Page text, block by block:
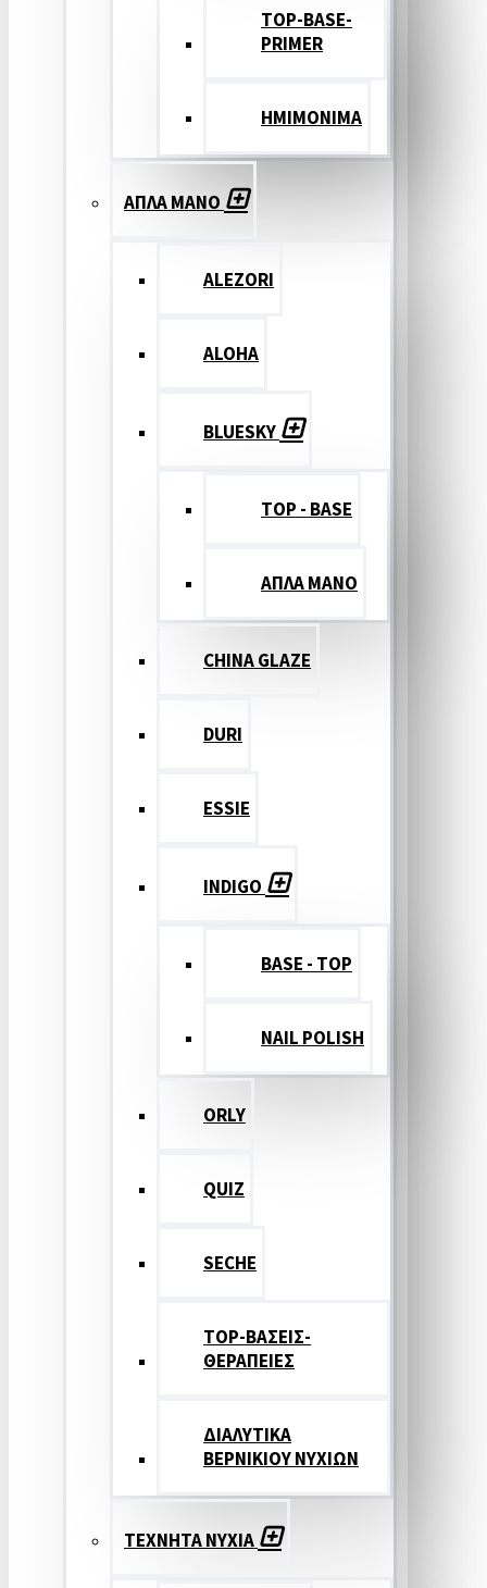
TOP-BASE-
PRIMER
ΗΜΙΜΟΝΙΜΑ
ΑΠΛΑ ΜΑΝΟ
ALEZORI
ALOHA
BLUESKY
TOP - BASE
ΑΠΛΑ ΜΑΝΟ
CHINA GLAZE
DURI
ESSIE
INDIGO
BASE - TOP
NAIL POLISH
ORLY
QUIZ
SECHE
TOP-ΒΑΣΕΙΣ-
ΘΕΡΑΠΕΙΕΣ
ΔΙΑΛΥΤΙΚΑ
ΒΕΡΝΙΚΙΟΥ ΝΥΧΙΩΝ
ΤΕΧΝΗΤΑ ΝΥΧΙΑ